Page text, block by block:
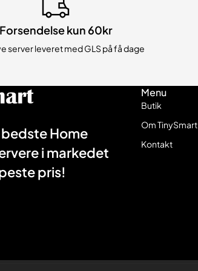
Forsendelse kun 60kr
server leveret med GLS på få dage
bedste Home
i markedet
pris!
Menu
Butik
Om TinySmart
Kontakt